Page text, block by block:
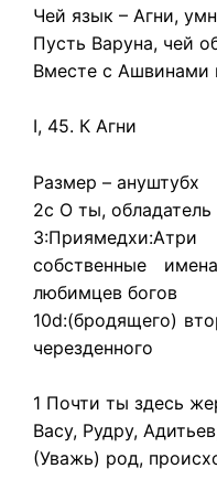
Чей язык – Агни,
Пусть Варуна, чей
Вместе с Ашвинами
I, 45. К Агни
Размер – ануштубх
2с О ты,
собственные
любимцев богов
10d:(бродящего)
черезденного
1 Почти ты здесь
Васу, Рудру,
(Уважь) род,